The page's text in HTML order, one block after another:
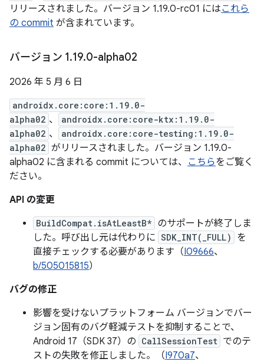
リリースされました。バージョン 1.19.0-rc01 にはこれら
の commit が含まれています。
バージョン 1.19.0-alpha02
2026 年 5 月 6 日
androidx.core:core:1.19.0-
alpha02 、
androidx.core:core-ktx:1.19.0-
alpha02 、
androidx.core:core-testing:1.19.0-
alpha02 がリリースされました。バージョン 1.19.0-
alpha02 に含まれる commit については、 こちらをご覧く
ださい。
API の変更
BuildCompat.isAtLeastB* のサポートが終了しま
した。呼び出し元は代わりに SDK_INT(_FULL)
を
直接チェックする必要があります（I09666、
b/505015815）
バグの修正
影響を受けないプラットフォーム バージョンでバー
ジョン固有のバグ軽減テストを抑制することで、
Android 17（SDK 37）の CallSessionTest でのテ
ストの失敗を修正しました。（I970a7、